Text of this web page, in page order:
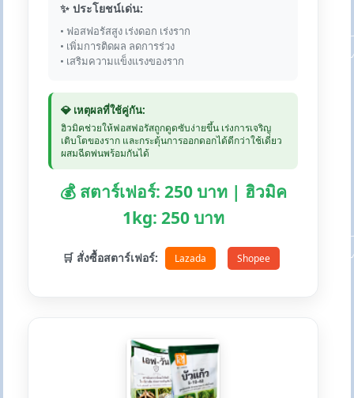
✨ ประโยชน์เด่น:
• ฟอสฟอรัสสูง เร่งดอก เร่งราก
• เพิ่มการติดผล ลดการร่วง
• เสริมความแข็งแรงของราก
💎 เหตุผลที่ใช้คู่กัน:
ฮิวมิคช่วยให้ฟอสฟอรัสถูกดูดซับง่ายขึ้น เร่งการเจริญ
เติบโตของราก และกระตุ้นการออกดอกได้ดีกว่าใช้เดี่ยว
ผสมฉีดพ่นพร้อมกันได้
💰 สตาร์เฟอร์: 250 บาท | ฮิวมิค
1kg: 250 บาท
🛒 สั่งซื้อสตาร์เฟอร์: Lazada Shopee